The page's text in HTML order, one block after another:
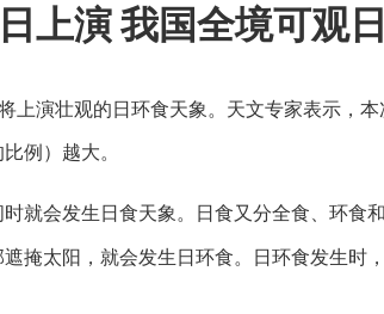
上演 我国全境可观
演壮观的日环食天象。天文专家表示，本
例）越大。
会发生日食天象。日食又分全食、环食
掩太阳，就会发生日环食。日环食发生时